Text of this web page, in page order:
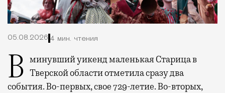
05.08.2026 4 мин. чтения
В минувший уикенд маленькая Старица в Тверской области отметила сразу два
события. Во-первых, свое 729-летие. Во-вторых,